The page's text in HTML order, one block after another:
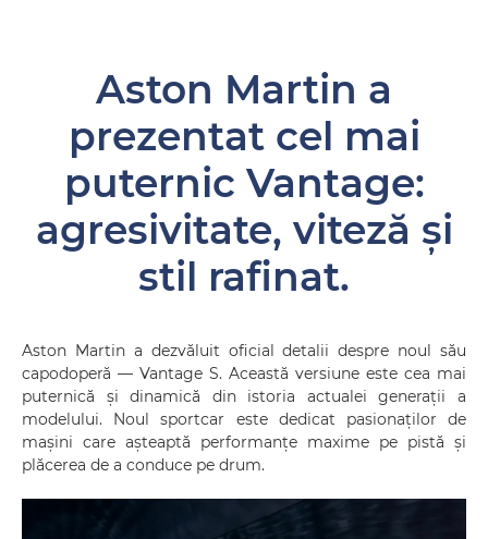
Aston Martin a
prezentat cel mai
puternic Vantage:
agresivitate, viteză și
stil rafinat.
Aston Martin a dezvăluit oficial detalii despre noul său
capodoperă — Vantage S. Această versiune este cea mai
puternică și dinamică din istoria actualei generații a
modelului. Noul sportcar este dedicat pasionaților de
mașini care așteaptă performanțe maxime pe pistă și
plăcerea de a conduce pe drum.